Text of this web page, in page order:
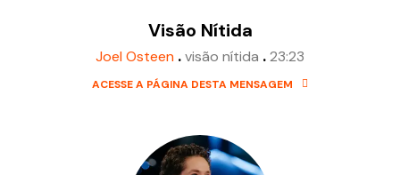
Visão Nítida
Joel Osteen .visão nítida .23:23
ACESSE A PÁGINA DESTA MENSAGEM